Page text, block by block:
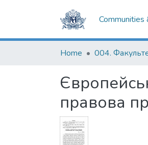
Communities
Home
правова